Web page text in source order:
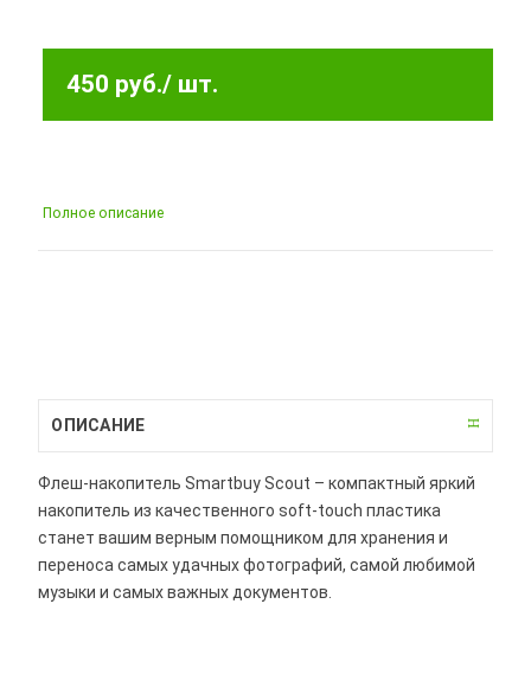
450 руб./ шт.
Полное описание
ОПИСАНИЕ
Флеш-накопитель Smartbuy Scout – компактный яркий
накопитель из качественного soft-touch пластика
станет вашим верным помощником для хранения и
переноса самых удачных фотографий, самой любимой
музыки и самых важных документов.